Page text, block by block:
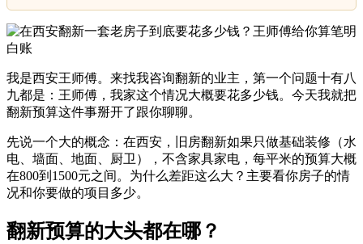
我是西安王师傅。来找我咨询翻新的业主，第一个问题十有八
九都是：王师傅，我家这个情况大概要花多少钱。今天我就把
翻新预算这件事掰开了跟你聊聊。
先说一个大的概念：在西安，旧房翻新如果只做基础装修（水
电、墙面、地面、厨卫），不含家具家电，每平米的预算大概
在800到1500元之间。为什么差距这么大？主要看你房子的情
况和你要做的项目多少。
翻新预算的大头都在哪？